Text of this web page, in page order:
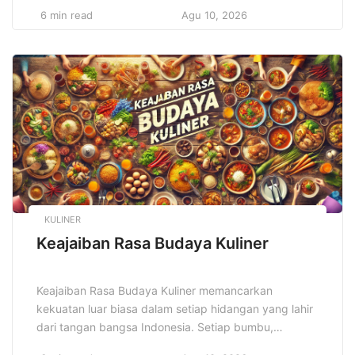
menuju integrasi digital yang menyeluruh. Dunia
agresif terhadap perubahan. Selain itu,
perkembangan teknologi menciptakan peluang besar
bagi inovator untuk memecahkan tantangan dunia
nyata. Dengan demikian, […]
6 min read Agu 10, 2026
KULINER
Keajaiban Rasa Budaya Kuliner
Keajaiban Rasa Budaya Kuliner memancarkan
kekuatan luar biasa dalam setiap hidangan yang lahir
dari tangan bangsa Indonesia. Setiap bumbu,